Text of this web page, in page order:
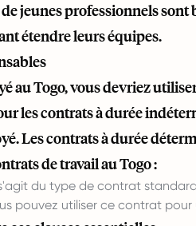
jeunes professionnels sont
étendre leurs équipes.
au Togo, vous devriez
les contrats à durée
Les contrats à durée
de travail au Togo :
du type de contrat
pouvez utiliser ce contrat